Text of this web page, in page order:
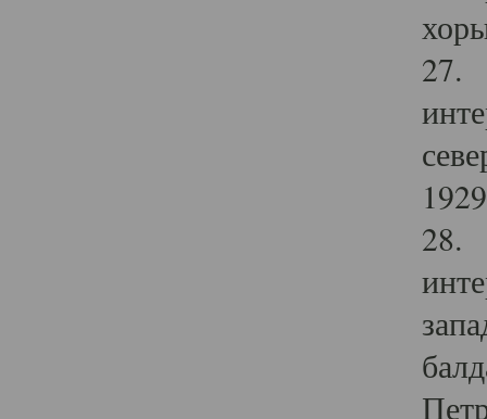
27.
28.